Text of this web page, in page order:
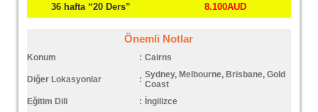
36 hafta “20 Ders”
8.100AUD
Önemli Notlar
Konum : Cairns
Diğer Lokasyonlar : Sydney, Melbourne, Brisbane, Gold
Coast
Eğitim Dili
: İngilizce